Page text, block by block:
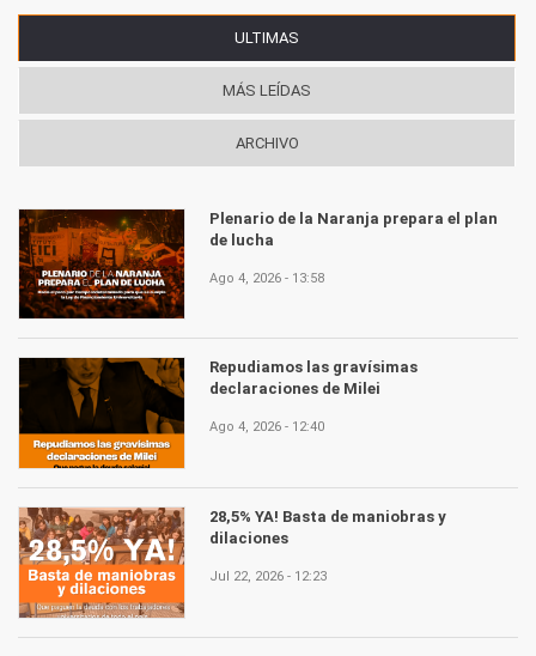
ULTIMAS
MÁS LEÍDAS
ARCHIVO
Plenario de la Naranja prepara el plan
de lucha
Ago 4, 2026 - 13:58
Repudiamos las gravísimas
declaraciones de Milei
Ago 4, 2026 - 12:40
28,5% YA! Basta de maniobras y
dilaciones
Jul 22, 2026 - 12:23